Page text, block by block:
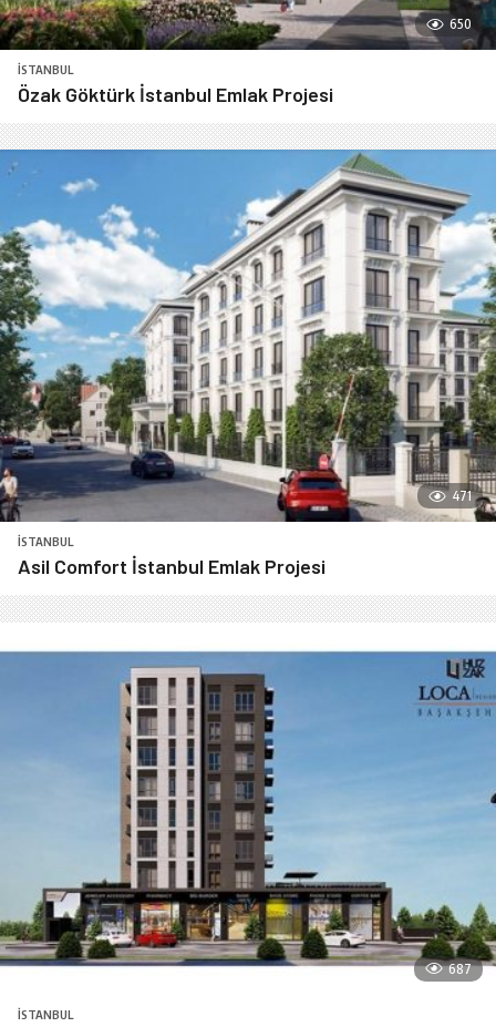
650
İSTANBUL
Özak Göktürk İstanbul Emlak Projesi
471
İSTANBUL
Asil Comfort İstanbul Emlak Projesi
687
İSTANBUL